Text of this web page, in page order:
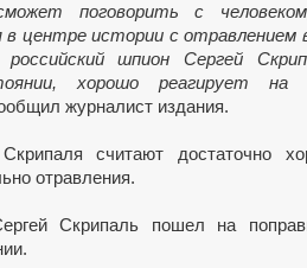
поговорить с
центре истории с отравлением
шпион Сергей
хорошо реагирует
журналист издания.
считают достаточно
отравления.
Скрипаль пошел на